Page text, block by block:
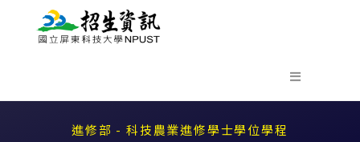
進修部 - 科技農業進修學士學位學程